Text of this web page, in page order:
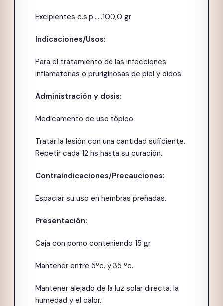
Excipientes c.s.p……100,0 gr
Indicaciones/Usos:
Para el tratamiento de las infecciones
inflamatorias o pruriginosas de piel y oídos.
Administración y dosis:
Medicamento de uso tópico.
Tratar la lesión con una cantidad suficiente.
Repetir cada 12 hs hasta su curación.
Contraindicaciones/Precauciones:
Espaciar su uso en hembras preñadas.
Presentación:
Caja con pomo conteniendo 15 gr.
Mantener entre 5ºc. y 35 ºc.
Mantener alejado de la luz solar directa, la
humedad y el calor.